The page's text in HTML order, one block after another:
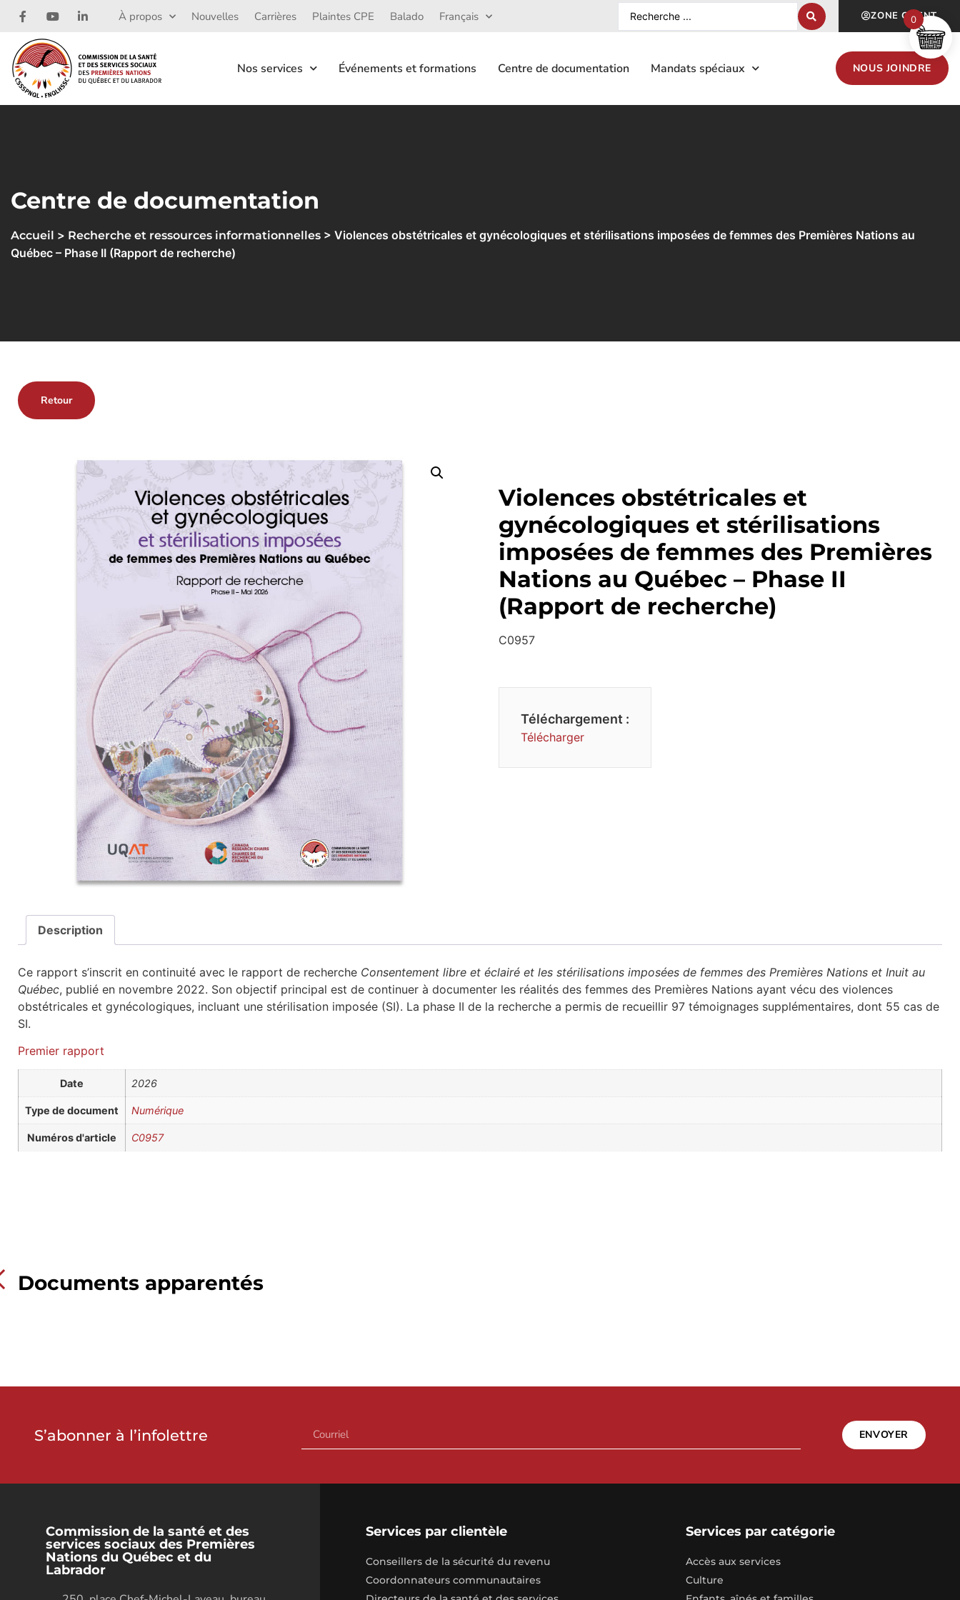
À propos Nouvelles Carrières Plaintes CPE Balado Français ZONE CLIENT
Nos services Événements et formations Centre de documentation Mandats spéciaux NOUS JOINDRE
Centre de documentation
Accueil > Recherche et ressources informationnelles > Violences obstétricales et gynécologiques et stérilisations imposées de femmes des Premières Nations au
Québec – Phase II (Rapport de recherche)
Retour
Violences obstétricales et
gynécologiques et stérilisations
imposées de femmes des Premières
Nations au Québec – Phase II
(Rapport de recherche)
C0957
Téléchargement :
Télécharger
Description
Ce rapport s’inscrit en continuité avec le rapport de recherche Consentement libre et éclairé et les stérilisations imposées de femmes des Premières Nations et Inuit au
Québec, publié en novembre 2022. Son objectif principal est de continuer à documenter les réalités des femmes des Premières Nations ayant vécu des violences
obstétricales et gynécologiques, incluant une stérilisation imposée (SI). La phase II de la recherche a permis de recueillir 97 témoignages supplémentaires, dont 55 cas de
SI.
Premier rapport
Date 2026
Type de document Numérique
Numéros d'article C0957
Documents apparentés
S’abonner à l’infolettre ENVOYER
Commission de la santé et des
services sociaux des Premières
Nations du Québec et du
Labrador
Services par clientèle
Conseillers de la sécurité du revenu
Coordonnateurs communautaires
Services par catégorie
Accès aux services
Culture
0